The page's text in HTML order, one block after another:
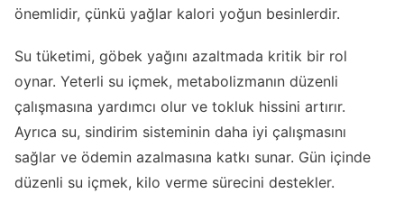
önemlidir, çünkü yağlar kalori yoğun besinlerdir.
Su tüketimi, göbek yağını azaltmada kritik bir rol
oynar. Yeterli su içmek, metabolizmanın düzenli
çalışmasına yardımcı olur ve tokluk hissini artırır.
Ayrıca su, sindirim sisteminin daha iyi çalışmasını
sağlar ve ödemin azalmasına katkı sunar. Gün içinde
düzenli su içmek, kilo verme sürecini destekler.